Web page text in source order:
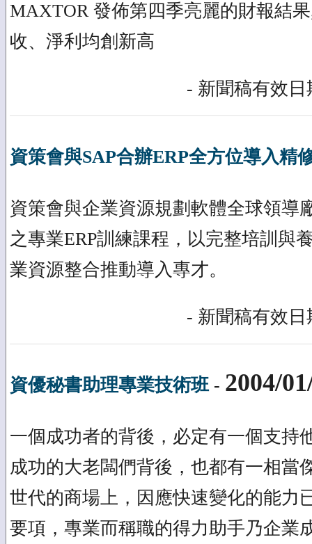
MAXTOR 發佈第四季亮麗的財報結
收、淨利均創新高
- 新聞稿有效日
資策會與SAP合辦ERP全方位導入精
資策會與企業資源規劃軟體全球領導
之專業ERP訓練課程，以完整培訓與
業資源整合推動導入專才。
- 新聞稿有效日
資優秘書助理專業技術班- 2004/
一個成功者的背後，必定有一個支持
成功的大老闆們背後，也都有一相當
世代的商場上，因應快速變化的能力
要項，專業而稱職的得力助手乃企業